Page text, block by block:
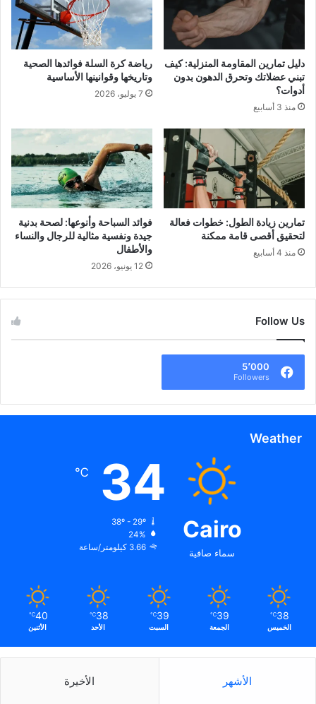
دليل تمارين المقاومة المنزلية: كيف
تبني عضلاتك وتحرق الدهون بدون
أدوات؟
منذ 3 أسابيع
رياضة كرة السلة فوائدها الصحية
وتاريخها وقوانينها الأساسية
7 يوليو، 2026
تمارين زيادة الطول: خطوات فعالة
لتحقيق أقصى قامة ممكنة
منذ 4 أسابيع
فوائد السباحة وأنوعها: لصحة بدنية
جيدة ونفسية مثالية للرجال والنساء
والأطفال
12 يونيو، 2026
Follow Us
5٬000
Followers
Weather
Cairo
سماء صافية
34
℃
38º - 29º
24%
3.66 كيلومتر/ساعة
38
℃
الخميس
39
℃
الجمعة
39
℃
السبت
38
℃
الأحد
40
℃
الأثنين
الأشهر الأخيرة